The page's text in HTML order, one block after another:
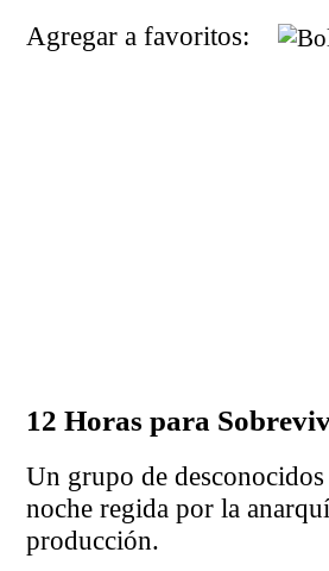
Agregar a favoritos:
12 Horas para
Un grupo de
noche regida por la
producción.